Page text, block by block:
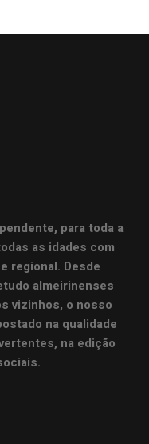
para toda a
as idades com
regional. Desde
almeirinenses
vizinhos, o nosso
na qualidade
na edição